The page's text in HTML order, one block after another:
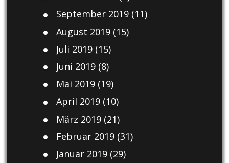
September 2019(11)
August 2019(15)
Juli 2019(15)
Juni 2019(8)
Mai 2019(19)
April 2019(10)
März 2019(21)
Februar 2019(31)
Januar 2019(29)